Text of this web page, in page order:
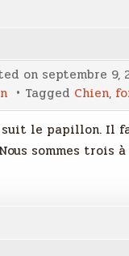
on septembre 9,
Tagged Chien,
suit le papillon. Il
sommes